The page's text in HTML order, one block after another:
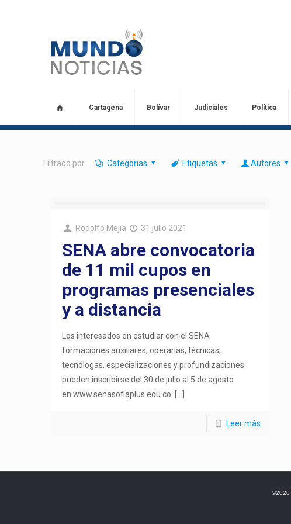
Cartagena Bolívar Judiciales Política
Filtrado por Categorias Etiquetas Autores
Rodolfo Mejia 31 julio 2021
SENA abre convocatoria
de 11 mil cupos en
programas presenciales
y a distancia
Los interesados en estudiar con el SENA
formaciones auxiliares, operarias, técnicas,
tecnólogas, especializaciones y profundizaciones
pueden inscribirse del 30 de julio al 5 de agosto
en www.senasofiaplus.edu.co
Leer más
©2026